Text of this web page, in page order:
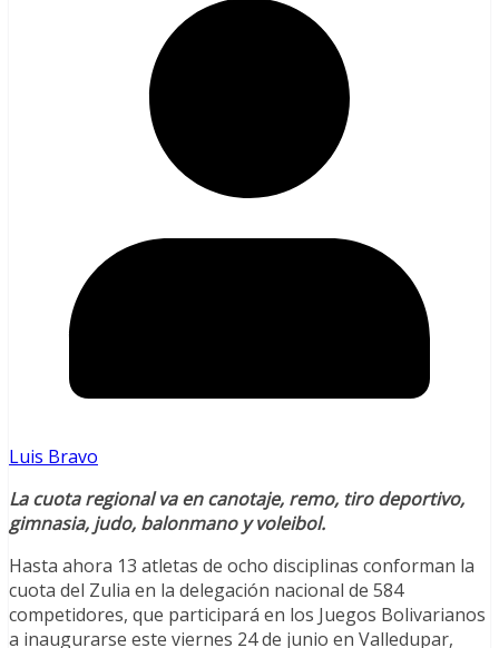
Luis Bravo
La cuota regional va en canotaje, remo, tiro deportivo,
gimnasia, judo, balonmano y voleibol.
Hasta ahora 13 atletas de ocho disciplinas conforman la
cuota del Zulia en la delegación nacional de 584
competidores, que participará en los Juegos Bolivarianos
a inaugurarse este viernes 24 de junio en Valledupar,